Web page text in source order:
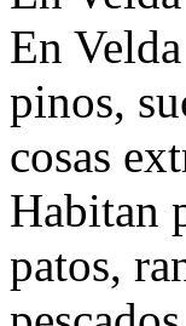
En
pinos,
cosas
Habitan
patos,